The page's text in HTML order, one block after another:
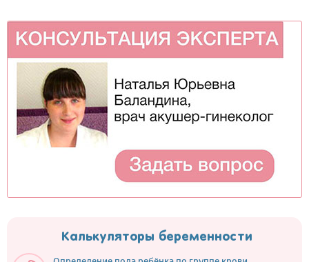
Калькуляторы беременности